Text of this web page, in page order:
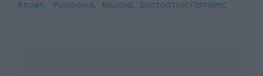
Άποψη Ψυχολογία Κείμενα Ευστράτιος Παπάνης